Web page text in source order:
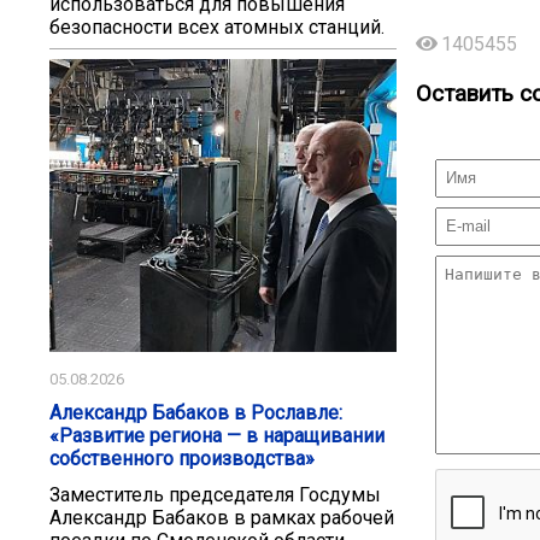
безопасности всех атомных станций.
05.08.2026
Александр Бабаков в Рославле:
«Развитие региона — в наращивании
собственного производства»
Заместитель председателя Госдумы
Александр Бабаков в рамках рабочей
1405455
Оставить